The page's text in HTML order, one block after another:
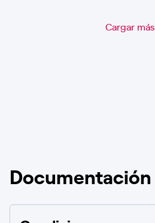
Cargar más
Documentación